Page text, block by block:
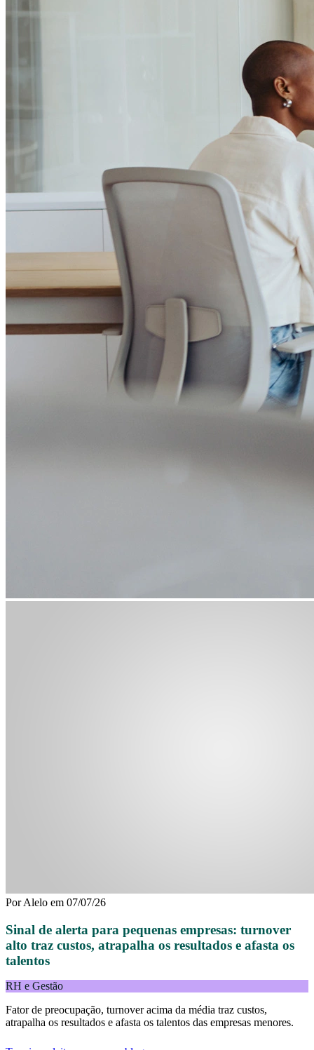
PorAlelo em 07/07/26
Sinal de alerta para pequenas empresas: turnover
alto traz custos, atrapalha os resultados e afasta os
talentos
RH e Gestão
Fator de preocupação, turnover acima da média traz custos,
atrapalha os resultados e afasta os talentos das empresas menores.